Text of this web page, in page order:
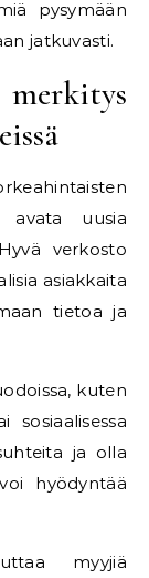
pysymään
jatkuvasti.
avata uusia
verkosto
asiakkaita
tietoa ja
kuten
sosiaalisessa
ja olla
hyödyntää
myyjiä